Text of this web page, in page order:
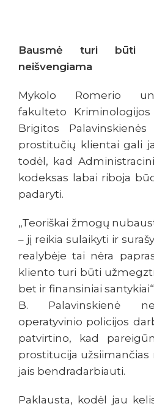
Bausmė turi būti
neišvengiama
Mykolo Romerio
fakulteto
Brigitos
prostitučių klientai gali
todėl, kad
kodeksas labai riboja
padaryti.
„Teoriškai žmogų
– jį reikia sulaikyti ir
realybėje tai nėra
kliento turi būti
bet ir finansiniai
B. Palavinskienė
operatyvinio policijos
patvirtino, kad
prostitucija
jais bendradarbiauti.
Paklausta, kodėl jau